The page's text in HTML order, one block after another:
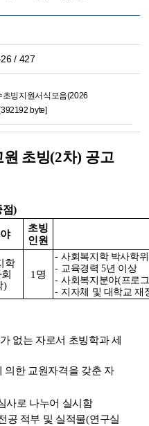
/ 427
초빙지원서식모음(2026
byte]
원 초빙(2차) 공고
점)
초빙
인원
학
)
1 명
- 사회복지학 박사학
- 교육경력5년 이상
- 사회복지분야(프로
- 지자체 및 대학교 재
없는 자로서 초빙학과 세
의한 교원자격을 갖춘 자
사로 나누어 실시함
공 적부 및 실적물(연구실